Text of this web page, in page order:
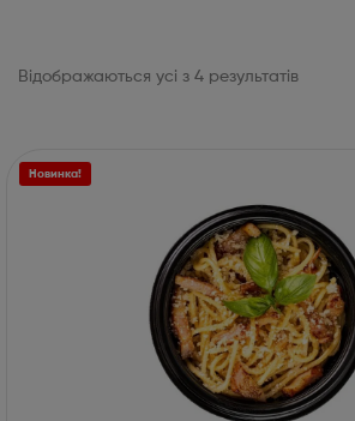
Відображаються усі з 4 результатів
Новинка!